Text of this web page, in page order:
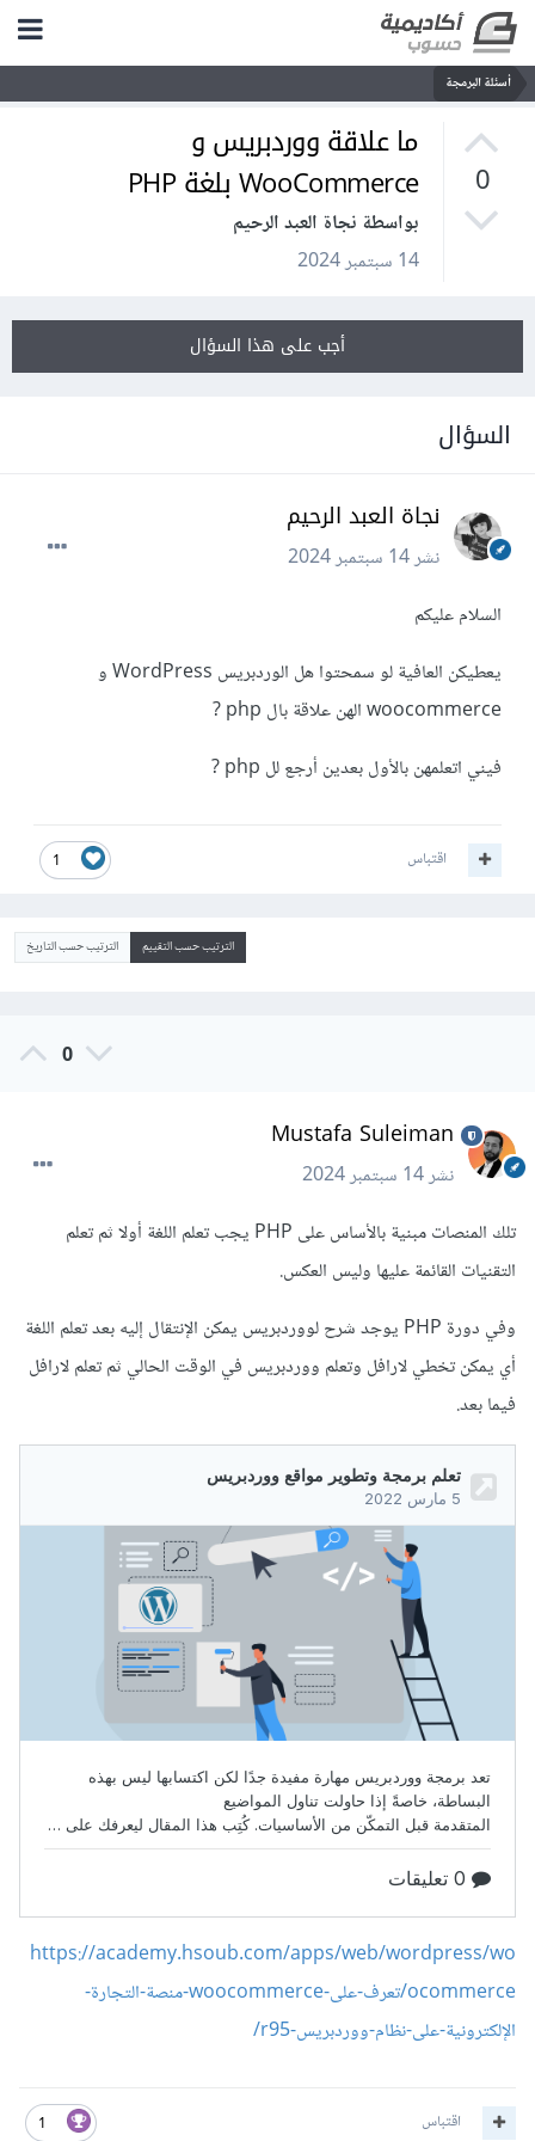
أسئلة البرمجة
0
ما علاقة ووردبريس و
WooCommerce بلغة PHP
بواسطة نجاة العبد الرحيم
14 سبتمبر 2024
أجب على هذا السؤال
السؤال
نجاة العبد الرحيم
نشر14 سبتمبر 2024
السلام عليكم
يعطيكن العافية لو سمحتوا هل الوردبريس WordPress و
woocommerce الهن علاقة بال php ?
فيني اتعلمهن بالأول بعدين أرجع لل php ?
1 اقتباس
الترتيب حسب التقييم الترتيب حسب التاريخ
0
Mustafa Suleiman
نشر14 سبتمبر 2024
تلك المنصات مبنية بالأساس على PHP يجب تعلم اللغة أولا ثم تعلم
التقنيات القائمة عليها وليس العكس.
وفي دورة PHP يوجد شرح لووردبريس يمكن الإنتقال إليه بعد تعلم اللغة
أي يمكن تخطي لارافل وتعلم ووردبريس في الوقت الحالي ثم تعلم لارافل
فيما بعد.
https://academy.hsoub.com/apps/web/wordpress/wo
ocommerce/تعرف-على-woocommerce-منصة-التجارة-
الإلكترونية-على-نظام-ووردبريس-r95/
1 اقتباس